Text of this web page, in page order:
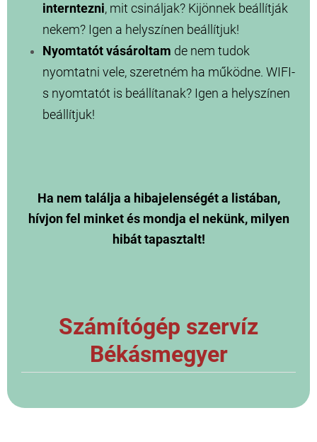
interntezni, mit csináljak? Kijönnek beállítják
nekem? Igen a helyszínen beállítjuk!
Nyomtatót vásároltam de nem tudok
nyomtatni vele, szeretném ha működne. WIFI-
s nyomtatót is beállítanak? Igen a helyszínen
beállítjuk!
Ha nem találja a hibajelenségét a listában,
hívjon fel minket és mondja el nekünk, milyen
hibát tapasztalt!
Számítógép szervíz
Békásmegyer